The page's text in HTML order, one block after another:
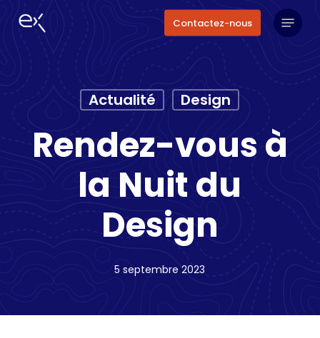
Contactez-nous
Menu
Actualité Design
Rendez-vous à
la Nuit du
Design
5 septembre 2023